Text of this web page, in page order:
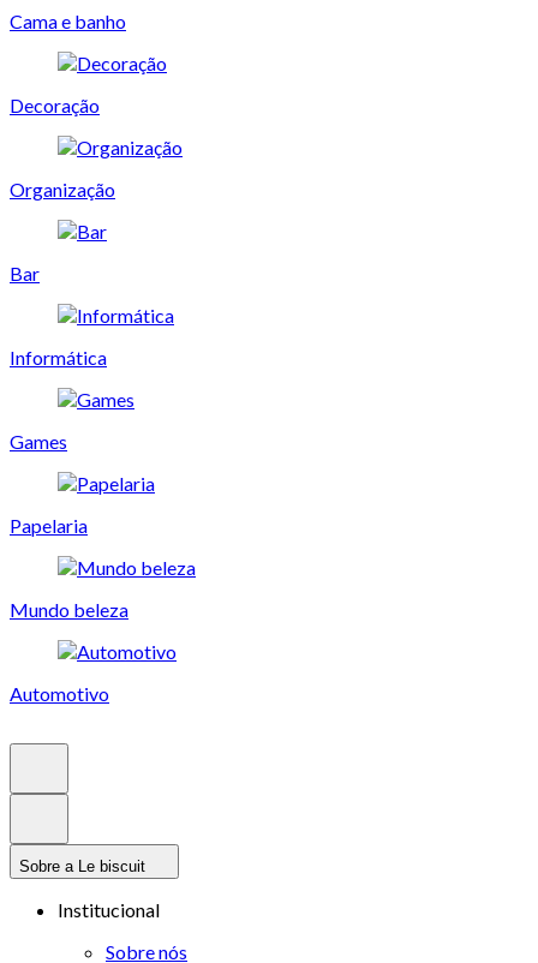
Cama e banho
Decoração
Organização
Bar
Informática
Games
Papelaria
Mundo beleza
Automotivo
Sobre a Le biscuit
Institucional
Sobre nós